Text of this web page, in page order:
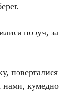
поруч, за
поверталися
нами, кумедно